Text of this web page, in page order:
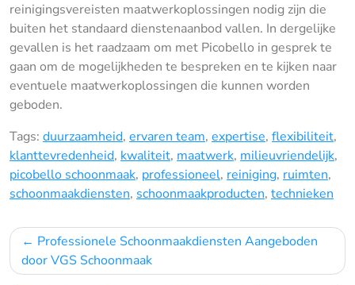
reinigingsvereisten maatwerkoplossingen nodig zijn die
buiten het standaard dienstenaanbod vallen. In dergelijke
gevallen is het raadzaam om met Picobello in gesprek te
gaan om de mogelijkheden te bespreken en te kijken naar
eventuele maatwerkoplossingen die kunnen worden
geboden.
Tags: duurzaamheid, ervaren team, expertise, flexibiliteit,
klanttevredenheid, kwaliteit, maatwerk, milieuvriendelijk,
picobello schoonmaak, professioneel, reiniging, ruimten,
schoonmaakdiensten, schoonmaakproducten, technieken
Bericht
navigatie
Professionele Schoonmaakdiensten Aangeboden
door VGS Schoonmaak